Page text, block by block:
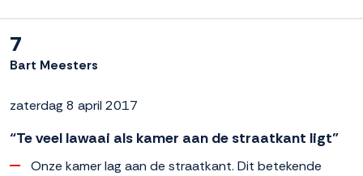
7
Bart Meesters
zaterdag 8 april 2017
“Te veel lawaai als kamer aan de straatkant ligt”
Onze kamer lag aan de straatkant. Dit betekende